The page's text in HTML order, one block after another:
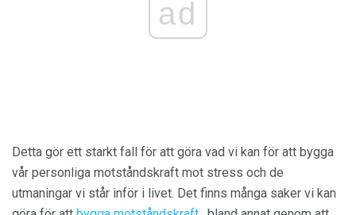
ad
Detta gör ett starkt fall för att göra vad vi kan för att bygga
vår personliga motståndskraft mot stress och de
utmaningar vi står inför i livet. Det finns många saker vi kan